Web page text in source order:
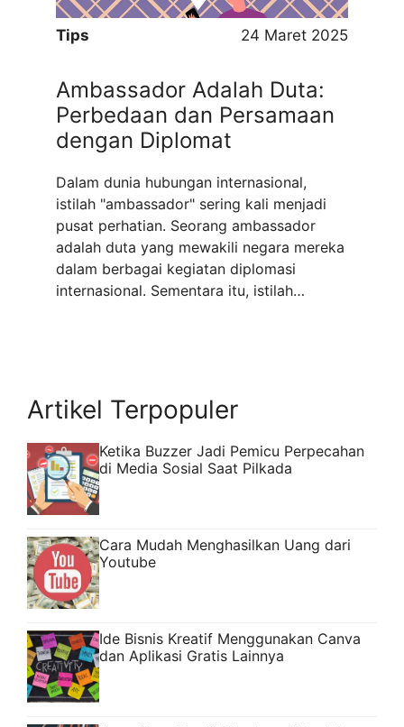
Tips 24 Maret 2025
Ambassador Adalah Duta:
Perbedaan dan Persamaan
dengan Diplomat
Dalam dunia hubungan internasional,
istilah "ambassador" sering kali menjadi
pusat perhatian. Seorang ambassador
adalah duta yang mewakili negara mereka
dalam berbagai kegiatan diplomasi
internasional. Sementara itu, istilah
perbedaan mendasar yang patut
diperhatikan. Tugas ambassador sangatlah
...Read more
Artikel Terpopuler
Ketika Buzzer Jadi Pemicu Perpecahan
di Media Sosial Saat Pilkada
Cara Mudah Menghasilkan Uang dari
Youtube
Ide Bisnis Kreatif Menggunakan Canva
dan Aplikasi Gratis Lainnya